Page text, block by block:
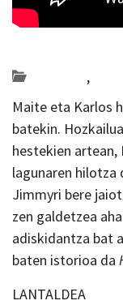
,
Maite eta Karlos
batekin.
hestekien
lagunaren hilotza
Jimmyri bere
zen galdetzea
adiskidantza bat
baten istorioa da
LANTALDEA